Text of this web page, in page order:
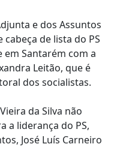
e dos Assuntos
de lista do PS
em Santarém com a
Leitão, que é
dos socialistas.
da Silva não
a liderança do PS,
José Luís Carneiro